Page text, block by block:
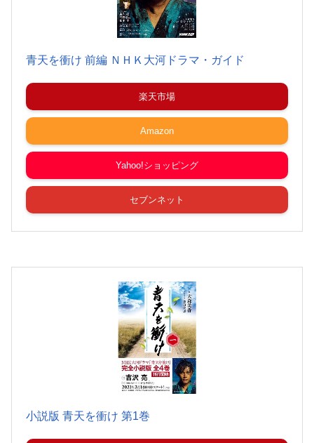
青天を衝け 前編 ＮＨＫ大河ドラマ・ガイド
楽天市場
Amazon
Yahoo!ショッピング
セブンネット
小説版 青天を衝け 第1巻